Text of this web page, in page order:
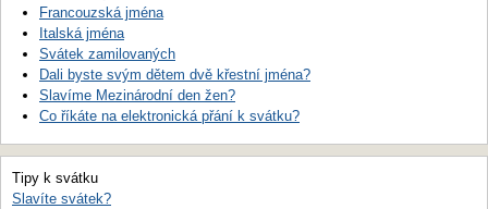
Francouzská jména
Italská jména
Svátek zamilovaných
Dali byste svým dětem dvě křestní jména?
Slavíme Mezinárodní den žen?
Co říkáte na elektronická přání k svátku?
Tipy k svátku
Slavíte svátek?